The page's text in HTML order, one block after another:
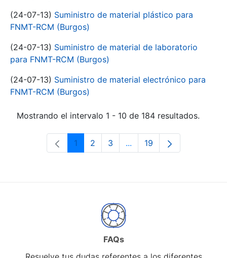
(24-07-13) Suministro de material plástico para
FNMT-RCM (Burgos)
(24-07-13) Suministro de material de laboratorio
para FNMT-RCM (Burgos)
(24-07-13) Suministro de material electrónico para
FNMT-RCM (Burgos)
Mostrando el intervalo 1 - 10 de 184 resultados.
Página
1 Página
2 Página
3 ...Páginas intermedias Use
Página
19
FAQs